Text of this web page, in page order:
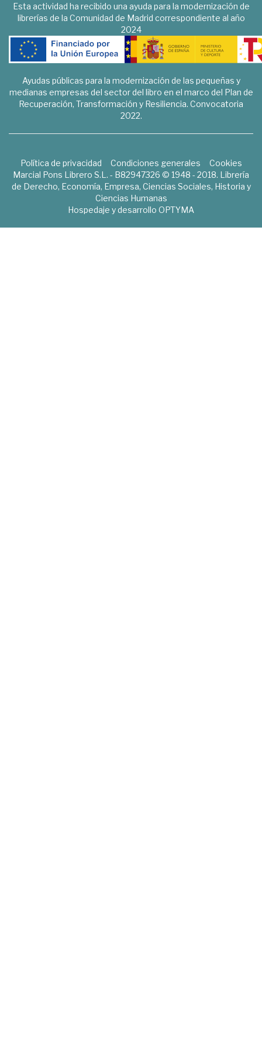
Esta actividad ha recibido una ayuda para la modernización de
librerías de la Comunidad de Madrid correspondiente al año
2024
Ayudas públicas para la modernización de las pequeñas y
medianas empresas del sector del libro en el marco del Plan de
Recuperación, Transformación y Resiliencia. Convocatoria
2022.
Política de privacidad Condiciones generales
Cookies
Marcial Pons Librero S.L. - B82947326 © 1948 - 2018. Librería
de Derecho, Economía, Empresa, Ciencias Sociales, Historia y
Ciencias Humanas
Hospedaje y desarrollo OPTYMA